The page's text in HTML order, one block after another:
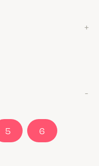
5 6